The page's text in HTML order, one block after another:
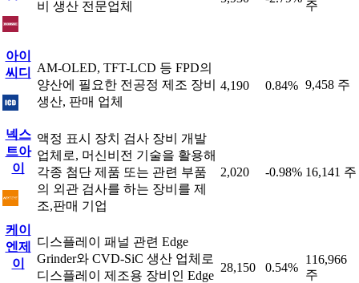
비 생산 전문업체
주
아이
씨디
AM-OLED, TFT-LCD 등 FPD의
양산에 필요한 전공정 제조 장비
생산, 판매 업체
4,190 0.84% 9,458 주
넥스
트아
이
액정 표시 장치 검사 장비 개발
업체로, 머신비전 기술을 활용해
각종 첨단 제품 또는 관련 부품
의 외관 검사를 하는 장비를 제
조,판매 기업
2,020 -0.98% 16,141 주
케이
엔제
이
디스플레이 패널 관련 Edge
Grinder와 CVD-SiC 생산 업체로
디스플레이 제조용 장비인 Edge
28,150 0.54%
116,966
주